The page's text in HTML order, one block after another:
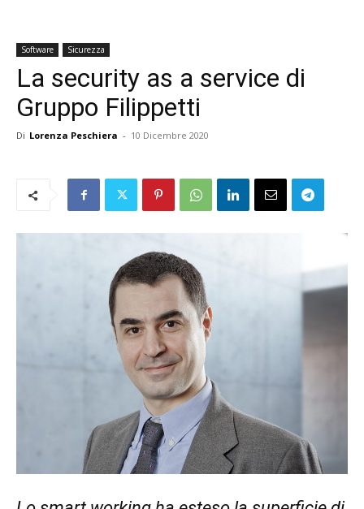
Software Sicurezza
La security as a service di
Gruppo Filippetti
Di Lorenza Peschiera - 10 Dicembre 2020